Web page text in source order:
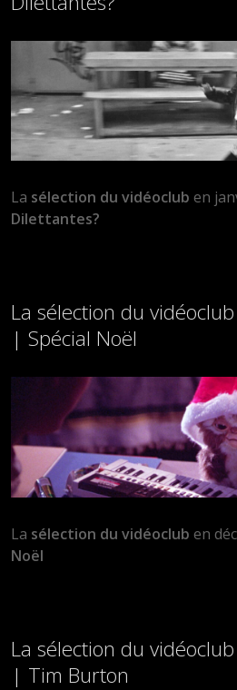
La sélection du vidéoclub en
Dilettantes?
La sélection du
| Spécial Noël
La sélection du vidéoclub en
Noël
La sélection du
| Tim Burton